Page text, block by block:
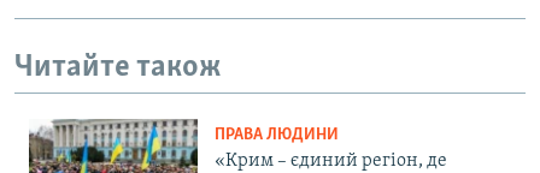
Читайте також
ПРАВА ЛЮДИНИ
«Крим – єдиний регіон, де